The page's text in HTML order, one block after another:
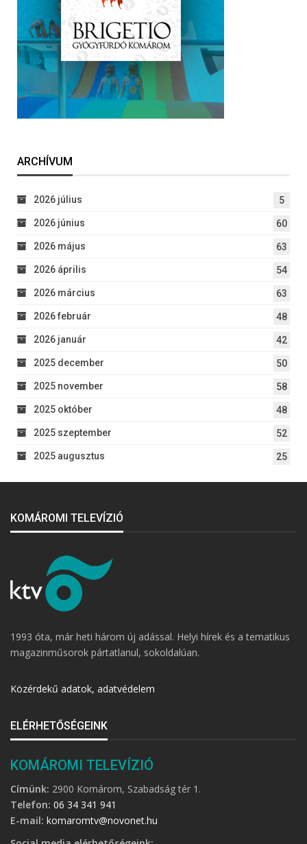
ARCHÍVUM
2026 július 5
2026 június 60
2026 május 63
2026 április 54
2026 március 63
2026 február 48
2026 január 42
2025 december 50
2025 november 58
2025 október 48
2025 szeptember 52
2025 augusztus 25
KOMÁROMI TELEVÍZIÓ
1993 óta, már heti három új adással. Helyi hírek és a tematikus
magazinműsorok pártatlanul, sokoldalúan.
Közérdekű adatok, adatvédelem
ELÉRHETŐSÉGEINK
KOMÁROMI TELEVÍZIÓ
Címünk: 2900 Komárom, Szabadság tér 1.
Telefon: 06 34 341 941
E-mail: komaromtv@novonet.hu